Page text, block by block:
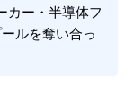
カー・半導体フ
ルを奪い合っ